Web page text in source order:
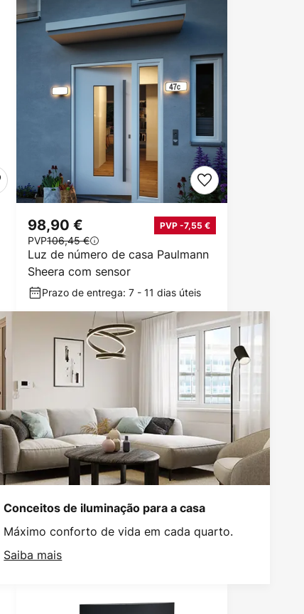
Luz de número de casa Paulmann
Sheera com sensor
98,90 € PVP -7,55 €
PVP106,45 €
Prazo de entrega: 7 - 11 dias úteis
Conceitos de iluminação para a casa
Máximo conforto de vida em cada quarto.
Saiba mais